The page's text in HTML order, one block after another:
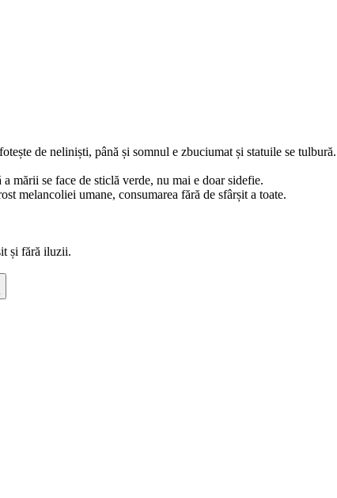
de neliniști, până și somnul e zbuciumat și statuile se tulbură.
mării se face de sticlă verde, nu mai e doar sidefie.
melancoliei umane, consumarea fără de sfârșit a toate.
și fără iluzii.